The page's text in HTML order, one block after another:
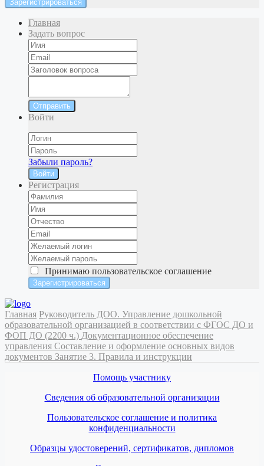
Главная
Задать вопрос
Отправить
Войти
Забыли пароль?
Войти
Регистрация
Принимаю пользовательское соглашение
Главная Руководитель ДОО. Управление дошкольной
образовательной организацией в соответствии с ФГОС ДО и
ФОП ДО (2200 ч.) Документационное обеспечение
управления Составление и оформление основных видов
документов Занятие 3. Правила и инструкции
Помощь участнику
Сведения об образовательной организации
Пользовательское соглашение и политика
конфиденциальности
Образцы удостоверений, сертификатов, дипломов